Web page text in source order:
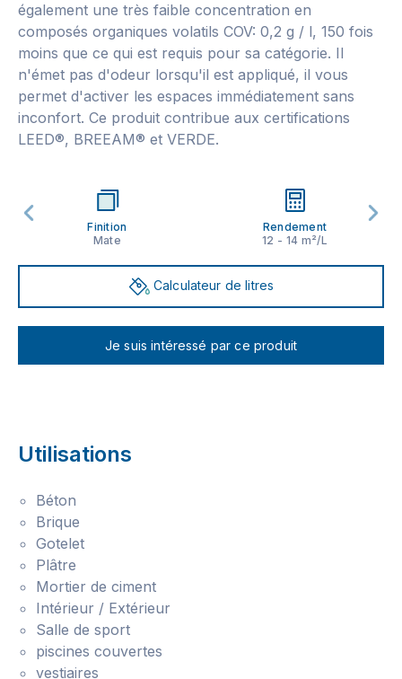
également une très faible concentration en
composés organiques volatils COV: 0,2 g / l, 150 fois
moins que ce qui est requis pour sa catégorie. Il
n'émet pas d'odeur lorsqu'il est appliqué, il vous
permet d'activer les espaces immédiatement sans
inconfort. Ce produit contribue aux certifications
LEED®, BREEAM® et VERDE.
Finition
Mate
Rendement
12 - 14 m²/L
Calculateur de litres
Je suis intéressé par ce produit
Utilisations
Béton
Brique
Gotelet
Plâtre
Mortier de ciment
Intérieur / Extérieur
Salle de sport
piscines couvertes
vestiaires